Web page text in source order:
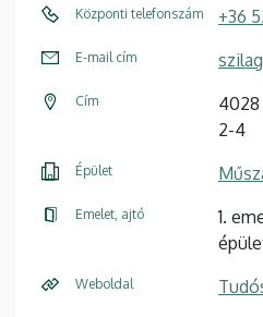
Központi telefonszám +36
E-mail cím
Cím
2-4
Épület
Emelet, ajtó
1.
Weboldal